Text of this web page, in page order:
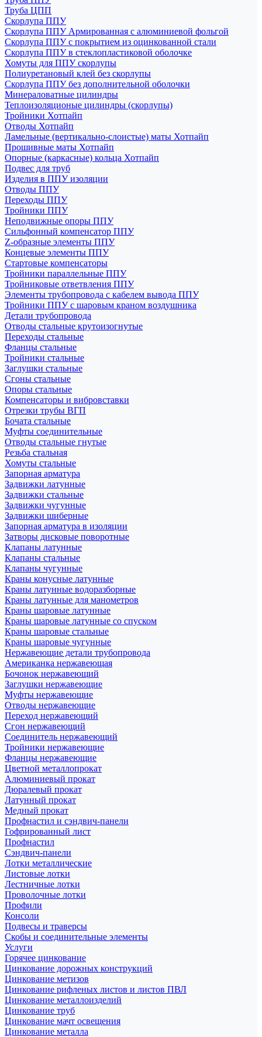
Труба ЦПП
Скорлупа ППУ
Скорлупа ППУ Армированная с алюминиевой фольгой
Скорлупа ППУ с покрытием из оцинкованной стали
Скорлупа ППУ в стеклопластиковой оболочке
Хомуты для ППУ скорлупы
Полиуретановый клей без скорлупы
Скорлупа ППУ без дополнительной оболочки
Минераловатные цилиндры
Теплоизоляционые цилиндры (скорлупы)
Тройники Хотпайп
Отводы Хотпайп
Ламельные (вертикально-слоистые) маты Хотпайп
Прошивные маты Хотпайп
Опорные (каркасные) кольца Хотпайп
Подвес для труб
Изделия в ППУ изоляции
Отводы ППУ
Переходы ППУ
Тройники ППУ
Неподвижные опоры ППУ
Cильфонный компенсатор ППУ
Z-образные элементы ППУ
Концевые элементы ППУ
Стартовые компенсаторы
Тройники параллельные ППУ
Тройниковые ответвления ППУ
Элементы трубопровода с кабелем вывода ППУ
Тройники ППУ с шаровым краном воздушника
Детали трубопровода
Отводы стальные крутоизогнутые
Переходы стальные
Фланцы стальные
Тройники стальные
Заглушки стальные
Сгоны стальные
Опоры стальные
Компенсаторы и вибровставки
Отрезки трубы ВГП
Бочата стальные
Муфты соединительные
Отводы стальные гнутые
Резьба стальная
Хомуты стальные
Запорная арматура
Задвижки латунные
Задвижки стальные
Задвижки чугунные
Задвижки шиберные
Запорная арматура в изоляции
Затворы дисковые поворотные
Клапаны латунные
Клапаны стальные
Клапаны чугунные
Краны конусные латунные
Краны латунные водоразборные
Краны латунные для манометров
Краны шаровые латунные
Краны шаровые латунные со спуском
Краны шаровые стальные
Краны шаровые чугунные
Нержавеющие детали трубопровода
Американка нержавеющая
Бочонок нержавеющий
Заглушки нержавеющие
Муфты нержавеющие
Отводы нержавеющие
Переход нержавеющий
Сгон нержавеющий
Соединитель нержавеющий
Тройники нержавеющие
Фланцы нержавеющие
Цветной металлопрокат
Алюминиевый прокат
Дюралевый прокат
Латунный прокат
Медный прокат
Профнастил и сэндвич-панели
Гофрированный лист
Профнастил
Сэндвич-панели
Лотки металлические
Листовые лотки
Лестничные лотки
Проволочные лотки
Профили
Консоли
Подвесы и траверсы
Скобы и соединительные элементы
Услуги
Горячее цинкование
Цинкование дорожных конструкций
Цинкование метизов
Цинкование рифленых листов и листов ПВЛ
Цинкование металлоизделий
Цинкование труб
Цинкование мачт освещения
Цинкование металла